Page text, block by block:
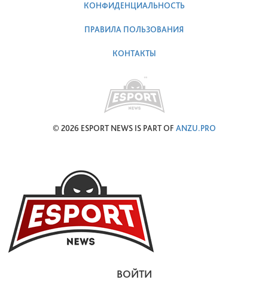
КОНФИДЕНЦИАЛЬНОСТЬ
ПРАВИЛА ПОЛЬЗОВАНИЯ
КОНТАКТЫ
© 2026 ESPORT NEWS IS PART OF ANZU.PRO
ВОЙТИ